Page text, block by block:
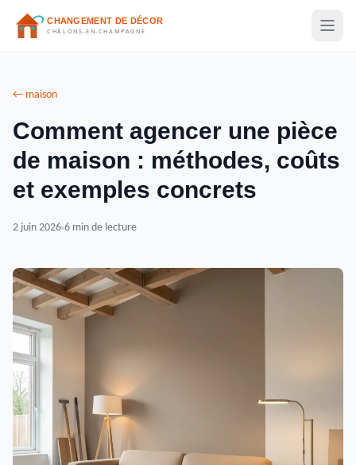
← maison
Comment agencer une pièce
de maison : méthodes, coûts
et exemples concrets
2 juin 2026 6 min de lecture